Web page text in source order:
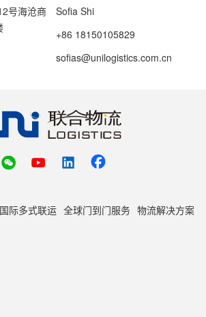
号海沧商
Sofia Shi
+86 18150105829
sofias@unilogistics.com.cn
国际多式联运 全球门到门服务 物流解决方案